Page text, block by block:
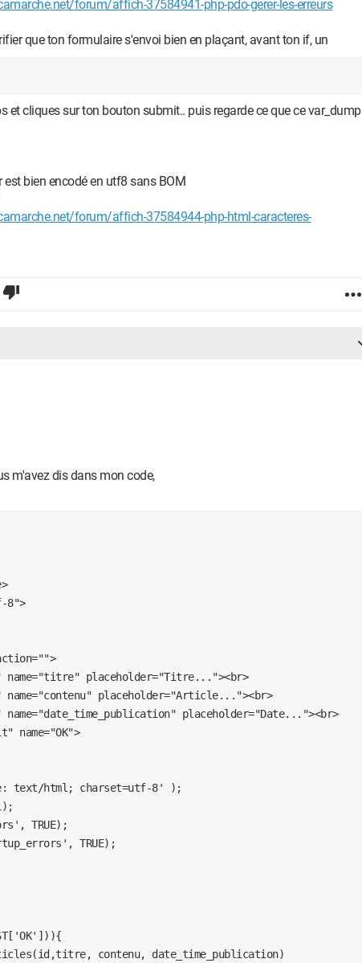
forum/affich-37584941-php-pdo-gerer-les-erreurs
que ton formulaire s'envoi bien en plaçant, avant ton if, un
et cliques sur ton bouton submit.. puis regarde ce que ce var_dump
bien encodé en utf8 sans BOM
forum/affich-37584944-php-html-caracteres-
m'avez dis dans mon code,
text/html; charset=utf-8' );
TRUE);
TRUE);
contenu, date_time_publication)